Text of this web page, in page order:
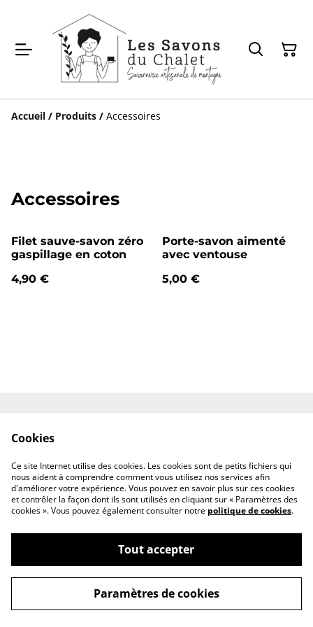
Accueil / Produits / Accessoires
Accessoires
Filet sauve-savon zéro
gaspillage en coton
4,90 €
Porte-savon aimenté
avec ventouse
5,00 €
Mentions légales
cookies
Contact
©2026Les Savons du Chalet
powered by
Cookies
Ce site Internet utilise des cookies. Les cookies sont de petits fichiers qui
nous aident à comprendre comment vous utilisez nos services afin
d'améliorer votre expérience. Vous pouvez en savoir plus sur ces cookies
et contrôler la façon dont ils sont utilisés en cliquant sur « Paramètres des
cookies ». Vous pouvez également consulter notre politique de cookies.
Tout accepter
Paramètres de cookies